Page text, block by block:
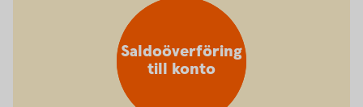
Saldoöverföring
till konto